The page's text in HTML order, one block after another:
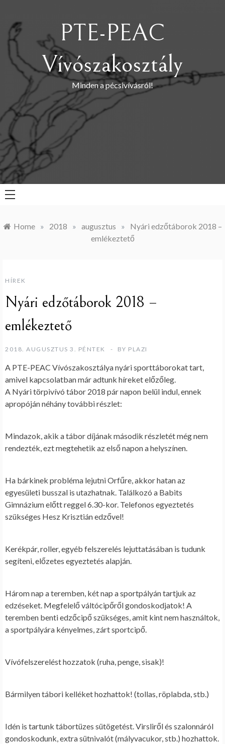
content
PTE-PEAC
Vívószakosztály
Minden a pécsivívásról!
Home » 2018 » augusztus »
Nyári edzőtáborok 2018 –
emlékeztető
HÍREK
Nyári edzőtáborok 2018 –
emlékeztető
2018. AUGUSZTUS 3. PÉNTEK BY PLAZI
A PTE-PEAC Vívószakosztálya nyári sporttáborokat tart,
amivel kapcsolatban már adtunk híreket előzőleg.
A Nyári törpivívó tábor 2018 pár napon belül indul, ennek
apropóján néhány további részlet:
Mindazok, akik a tábor díjának második részletét még nem
rendezték, ezt megtehetik az első napon a helyszínen.
Ha bárkinek probléma lejutni Orfűre, akkor hatan az
egyesületi busszal is utazhatnak. Találkozó a Babits
Gimnázium előtt reggel 6.30-kor. Telefonos egyeztetés
szükséges Hesz Krisztián edzővel!
Kerékpár, roller, egyéb felszerelés lejuttatásában is tudunk
segíteni, előzetes egyeztetés alapján.
Három nap a teremben, két nap a sportpályán tartjuk az
edzéseket. Megfelelő váltócipőről gondoskodjatok! A
teremben benti edzőcipő szükséges, amit kint nem használtok,
a sportpályára kényelmes, zárt sportcipő.
Vívófelszerelést hozzatok (ruha, penge, sisak)!
Bármilyen tábori kelléket hozhattok! (tollas, röplabda, stb.)
Idén is tartunk tábortüzes sütögetést. Virsliről és szalonnáról
gondoskodunk, extra sütnivalót (mályvacukor, stb.) hozhattok.